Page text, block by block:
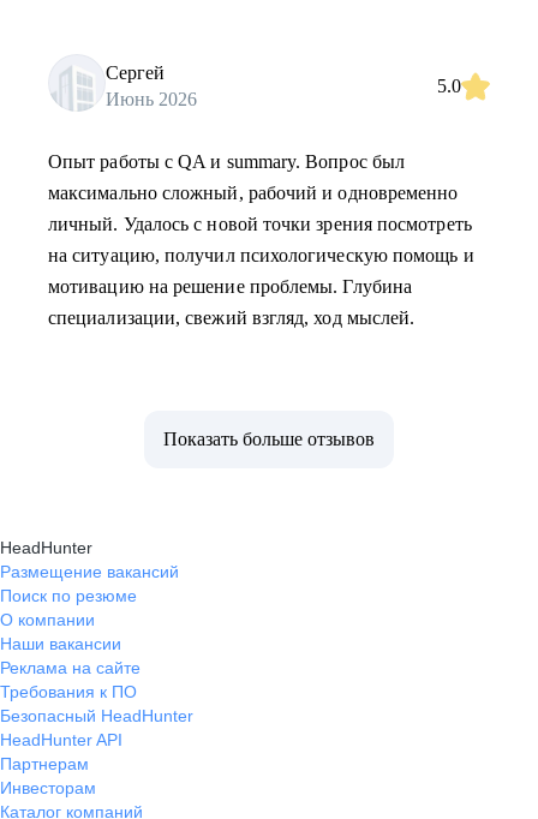
Сергей
Июнь 2026
5.0
Опыт работы с QA и summary. Вопрос был
максимально сложный, рабочий и одновременно
личный. Удалось с новой точки зрения посмотреть
на ситуацию, получил психологическую помощь и
мотивацию на решение проблемы. Глубина
специализации, свежий взгляд, ход мыслей.
Показать больше отзывов
HeadHunter
Размещение вакансий
Поиск по резюме
О компании
Наши вакансии
Реклама на сайте
Требования к ПО
Безопасный HeadHunter
HeadHunter API
Партнерам
Инвесторам
Каталог компаний